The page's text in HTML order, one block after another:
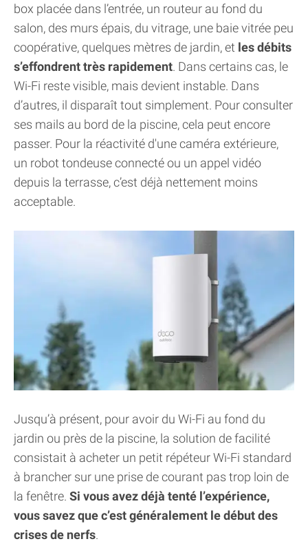
box placée dans l’entrée, un routeur au fond du
salon, des murs épais, du vitrage, une baie vitrée peu
coopérative, quelques mètres de jardin, et les débits
s’effondrent très rapidement. Dans certains cas, le
Wi-Fi reste visible, mais devient instable. Dans
d’autres, il disparaît tout simplement. Pour consulter
ses mails au bord de la piscine, cela peut encore
passer. Pour la réactivité d'une caméra extérieure,
un robot tondeuse connecté ou un appel vidéo
depuis la terrasse, c’est déjà nettement moins
acceptable.
Jusqu’à présent, pour avoir du Wi-Fi au fond du
jardin ou près de la piscine, la solution de facilité
consistait à acheter un petit répéteur Wi-Fi standard
à brancher sur une prise de courant pas trop loin de
la fenêtre. Si vous avez déjà tenté l’expérience,
vous savez que c’est généralement le début des
crises de nerfs.